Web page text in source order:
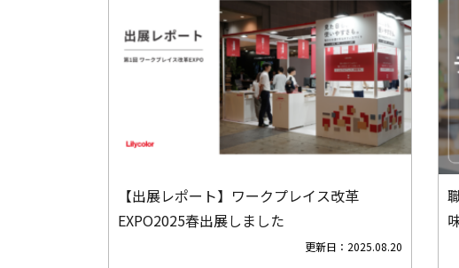
【出展レポート】ワークプレイス改革
EXPO2025春出展しました
更新日： 2025.08.20